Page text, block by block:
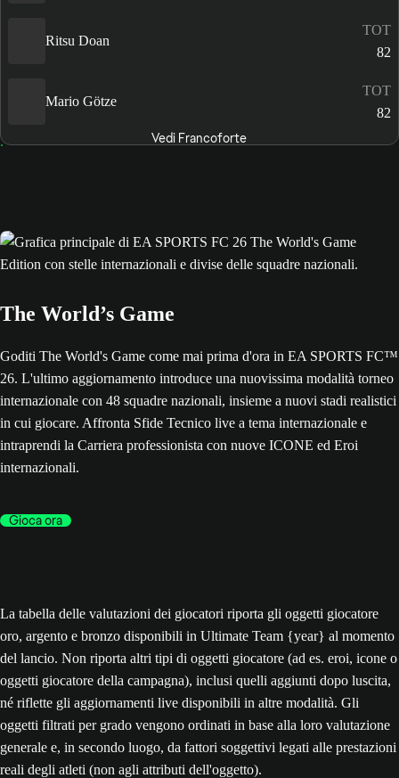
Ritsu Doan
TOT
82
Mario Götze
TOT
82
Vedi Francoforte
The World’s Game
Goditi The World's Game come mai prima d'ora in EA SPORTS FC™
26. L'ultimo aggiornamento introduce una nuovissima modalità torneo
internazionale con 48 squadre nazionali, insieme a nuovi stadi realistici
in cui giocare. Affronta Sfide Tecnico live a tema internazionale e
intraprendi la Carriera professionista con nuove ICONE ed Eroi
internazionali.
Gioca ora
La tabella delle valutazioni dei giocatori riporta gli oggetti giocatore
oro, argento e bronzo disponibili in Ultimate Team {year} al momento
del lancio. Non riporta altri tipi di oggetti giocatore (ad es. eroi, icone o
oggetti giocatore della campagna), inclusi quelli aggiunti dopo luscita,
né riflette gli aggiornamenti live disponibili in altre modalità. Gli
oggetti filtrati per grado vengono ordinati in base alla loro valutazione
generale e, in secondo luogo, da fattori soggettivi legati alle prestazioni
reali degli atleti (non agli attributi dell'oggetto).